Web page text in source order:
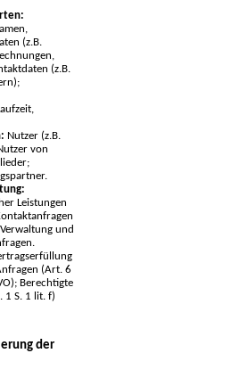
(z.B.
(z.B.
Nutzer (z.B.
von
Leistungen
und
(Art. 6
Berechtigte
1 S. 1 lit. f)
der